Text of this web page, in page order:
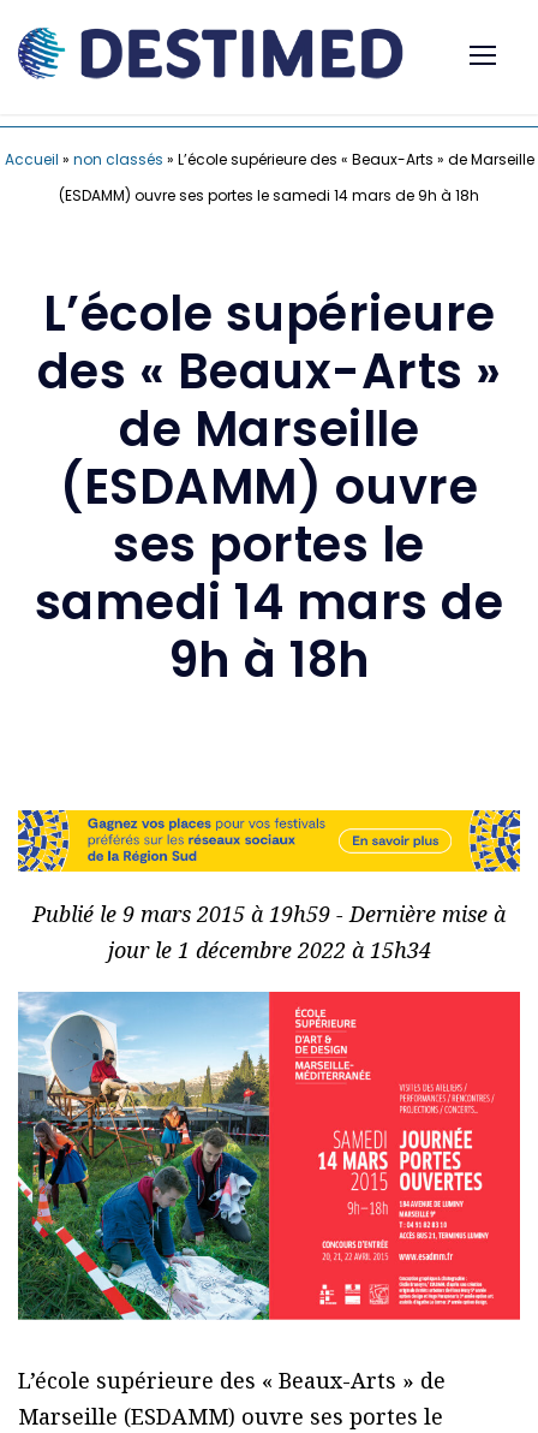
Accueil » non classés » L’école supérieure des « Beaux-Arts » de Marseille
(ESDAMM) ouvre ses portes le samedi 14 mars de 9h à 18h
L’école supérieure
des « Beaux-Arts »
de Marseille
(ESDAMM) ouvre
ses portes le
samedi 14 mars de
9h à 18h
Publié le 9 mars 2015 à 19h59 - Dernière mise à
jour le 1 décembre 2022 à 15h34
L’école supérieure des « Beaux-Arts » de
Marseille (ESDAMM) ouvre ses portes le